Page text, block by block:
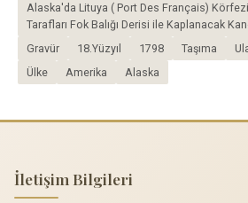
Alaska'da Lituya ( Port Des Français)
Tarafları Fok Balığı Derisi ile Kaplanacak
Gravür
18.Yüzyıl 1798 Taşıma
Ülke
Amerika Alaska
İletişim Bilgileri